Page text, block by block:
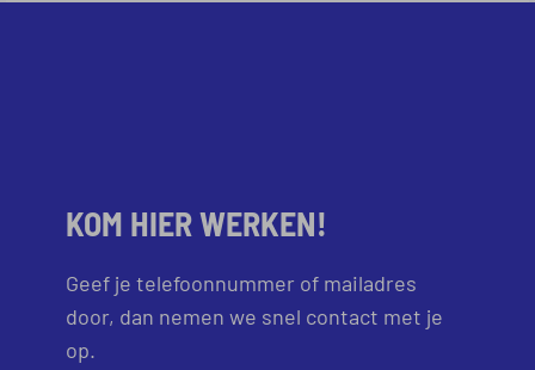
KOM HIER WERKEN!
Geef je telefoonnummer of mailadres
door, dan nemen we snel contact met je
op.